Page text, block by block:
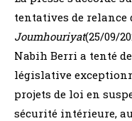
tentatives de relance
Joumhouriyat(25/09/
Nabih Berri a tenté
législative
projets de loi en
sécurité intérieure,